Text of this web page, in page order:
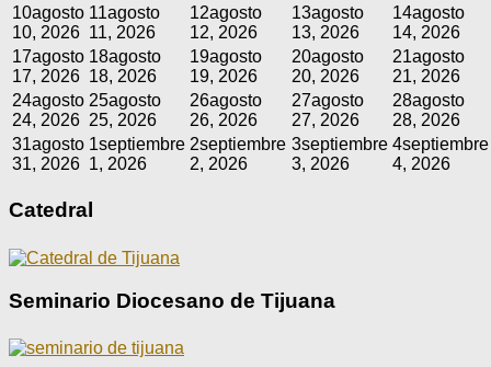
10agosto
10, 2026
11agosto
11, 2026
12agosto
12, 2026
13agosto
13, 2026
14agosto
14, 2026
17agosto
17, 2026
18agosto
18, 2026
19agosto
19, 2026
20agosto
20, 2026
21agosto
21, 2026
24agosto
24, 2026
25agosto
25, 2026
26agosto
26, 2026
27agosto
27, 2026
28agosto
28, 2026
31agosto
31, 2026
1septiembre
1, 2026
2septiembre
2, 2026
3septiembre
3, 2026
4septiembre
4, 2026
Catedral
Seminario Diocesano de Tijuana